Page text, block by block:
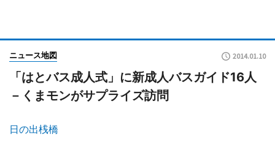
ニュース地図 2014.01.10
「はとバス成人式」に新成人バスガイド16人
－くまモンがサプライズ訪問
日の出桟橋